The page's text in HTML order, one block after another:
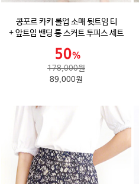
콩포르 카키 롤업 소매 뒷트임 티
+ 앞트임 밴딩 롱 스커트 투피스 세트
178,000원
89,000원